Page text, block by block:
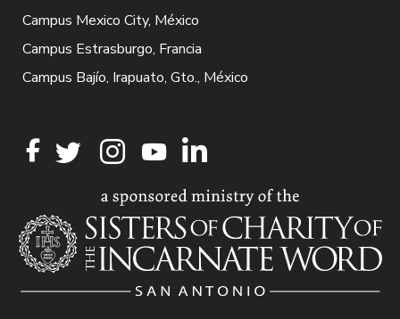
Campus Mexico City, México
Campus Estrasburgo, Francia
Campus Bajío, Irapuato, Gto., México